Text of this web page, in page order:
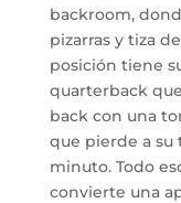
backroom,
pizarras y tiza
posición tiene
quarterback
back con una
que pierde a
minuto. Todo
convierte una